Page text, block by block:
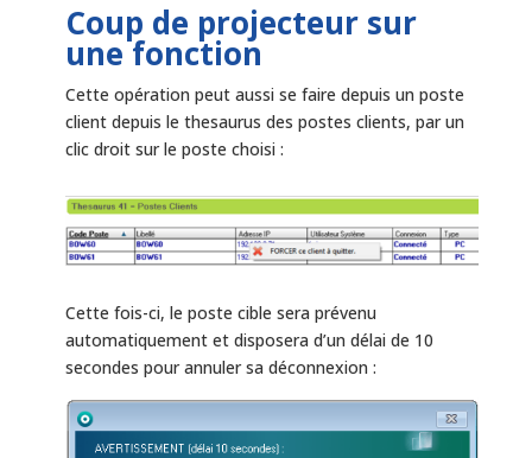
Coup de projecteur sur
une fonction
Cette opération peut aussi se faire depuis un poste
client depuis le thesaurus des postes clients, par un
clic droit sur le poste choisi :
Cette fois-ci, le poste cible sera prévenu
automatiquement et disposera d’un délai de 10
secondes pour annuler sa déconnexion :